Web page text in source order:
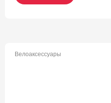
Велоаксессуары